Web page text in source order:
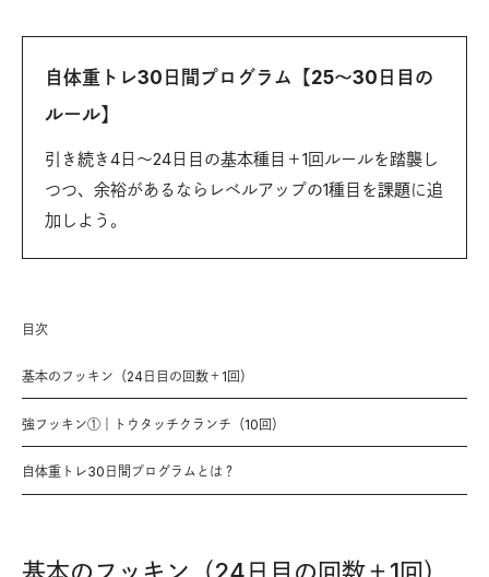
自体重トレ30日間プログラム【25〜30日目の
ルール】
引き続き4日〜24日目の基本種目＋1回ルールを踏襲し
つつ、余裕があるならレベルアップの1種目を課題に追
加しよう。
目次
基本のフッキン（24日目の回数＋1回）
強フッキン①｜トウタッチクランチ（10回）
自体重トレ30日間プログラムとは？